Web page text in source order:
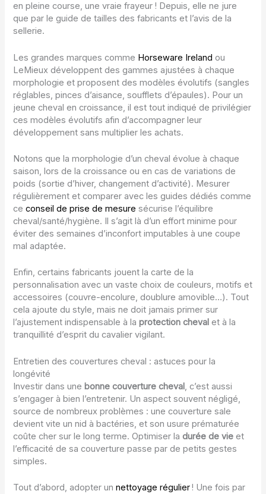
en pleine course, une vraie frayeur ! Depuis, elle ne jure
que par le guide de tailles des fabricants et l’avis de la
sellerie.
Les grandes marques comme Horseware Ireland ou
LeMieux développent des gammes ajustées à chaque
morphologie et proposent des modèles évolutifs (sangles
réglables, pinces d’aisance, soufflets d’épaules). Pour un
jeune cheval en croissance, il est tout indiqué de privilégier
ces modèles évolutifs afin d’accompagner leur
développement sans multiplier les achats.
Notons que la morphologie d’un cheval évolue à chaque
saison, lors de la croissance ou en cas de variations de
poids (sortie d’hiver, changement d’activité). Mesurer
régulièrement et comparer avec les guides dédiés comme
ceconseil de prise de mesure sécurise l’équilibre
cheval/santé/hygiène. Il s’agit là d’un effort minime pour
éviter des semaines d’inconfort imputables à une coupe
mal adaptée.
Enfin, certains fabricants jouent la carte de la
personnalisation avec un vaste choix de couleurs, motifs et
accessoires (couvre-encolure, doublure amovible…). Tout
cela ajoute du style, mais ne doit jamais primer sur
l’ajustement indispensable à laprotection cheval et à la
tranquillité d’esprit du cavalier vigilant.
Entretien des couvertures cheval : astuces pour la
longévité
Investir dans une bonne couverture cheval, c’est aussi
s’engager à bien l’entretenir. Un aspect souvent négligé,
source de nombreux problèmes : une couverture sale
devient vite un nid à bactéries, et son usure prématurée
coûte cher sur le long terme. Optimiser ladurée de vie et
l’efficacité de sa couverture passe par de petits gestes
simples.
Tout d’abord, adopter unnettoyage régulier! Une fois par